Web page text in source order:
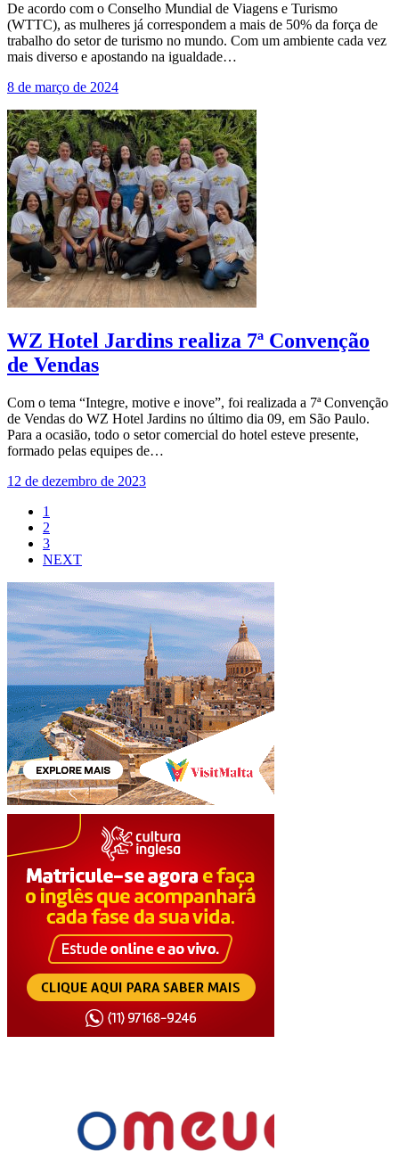
De acordo com o Conselho Mundial de Viagens e Turismo
(WTTC), as mulheres já correspondem a mais de 50% da força de
trabalho do setor de turismo no mundo. Com um ambiente cada vez
mais diverso e apostando na igualdade…
8 de março de 2024
WZ Hotel Jardins realiza 7ª Convenção
de Vendas
Com o tema “Integre, motive e inove”, foi realizada a 7ª Convenção
de Vendas do WZ Hotel Jardins no último dia 09, em São Paulo.
Para a ocasião, todo o setor comercial do hotel esteve presente,
formado pelas equipes de…
12 de dezembro de 2023
1
2
3
NEXT